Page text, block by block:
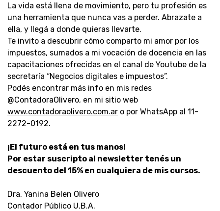
La vida está llena de movimiento, pero tu profesión es
una herramienta que nunca vas a perder. Abrazate a
ella, y llegá a donde quieras llevarte.
Te invito a descubrir cómo comparto mi amor por los
impuestos, sumados a mi vocación de docencia en las
capacitaciones ofrecidas en el canal de Youtube de la
secretaría “Negocios digitales e impuestos”.
Podés encontrar más info en mis redes
@ContadoraOlivero, en mi sitio web
www.contadoraolivero.com.ar o por WhatsApp al 11-
2272-0192.
¡El futuro está en tus manos!
Por estar suscripto al newsletter tenés un
descuento del 15% en cualquiera de mis cursos.
Dra. Yanina Belen Olivero
Contador Público U.B.A.